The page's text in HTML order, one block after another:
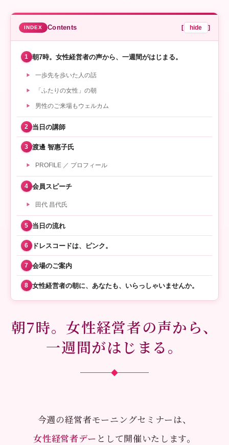
Contents [ hide ]
1 朝7時。女性経営者の声から、一週間がはじまる。
一歩先を歩いた人の話
「ふたりの女性」の朝
男性のご来場もウェルカム
2 当日の講師
3 渡邊 智惠子氏
PROFILE ／ プロフィール
4 会員スピーチ
田代 昌代氏
5 当日の流れ
6 ドレスコードは、ピンク。
7 会場のご案内
8 女性経営者の朝に、あなたも、いらっしゃいませんか。
朝7時。女性経営者の声から、
一週間がはじまる。
◆
今週の経営者モーニングセミナー は、
女性経営者デー として開催いたします。